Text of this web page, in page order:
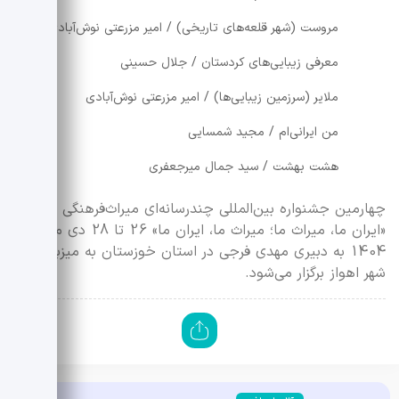
مروست (شهر قلعه‌های تاریخی) / امیر مزرعتی نوش‌آبادی
معرفی زیبایی‌های کردستان / جلال حسینی
ملایر (سرزمین زیبایی‌ها) / امیر مزرعتی نوش‌آبادی
من ایرانی‌ام / مجید شمسایی
هشت بهشت / سید جمال میرجعفری
چهارمین جشنواره بین‌المللی چندرسانه‌ای میراث‌فرهنگی با شعار
«ایران ما، میراث ما؛ میراث ما، ایران ما» 26 تا 28 دی ماه
1404 به دبیری مهدی فرجی در استان خوزستان به میزبانی
شهر اهواز برگزار می‌شود.